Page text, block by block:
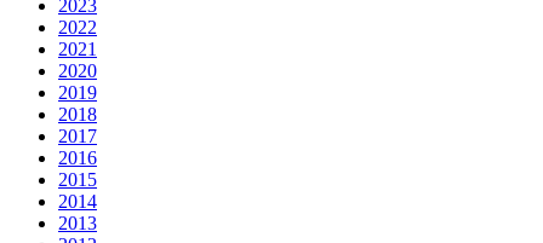
2023
2022
2021
2020
2019
2018
2017
2016
2015
2014
2013